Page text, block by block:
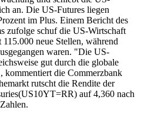
an. Die US-Futures liegen
im Plus. Einem Bericht des
zufolge schuf die US-Wirtschaft
neue Stellen, während
waren. "Die US-
gut durch die globale
kommentiert die Commerzbank
rutscht die Rendite der
auf 4,360 nach